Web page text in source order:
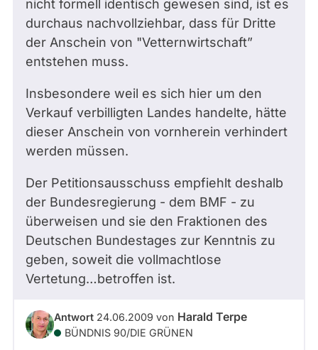
nicht formell identisch gewesen sind, ist es
durchaus nachvollziehbar, dass für Dritte
der Anschein von "Vetternwirtschaft”
entstehen muss.
Insbesondere weil es sich hier um den
Verkauf verbilligten Landes handelte, hätte
dieser Anschein von vornherein verhindert
werden müssen.
Der Petitionsausschuss empfiehlt deshalb
der Bundesregierung - dem BMF - zu
überweisen und sie den Fraktionen des
Deutschen Bundestages zur Kenntnis zu
geben, soweit die vollmachtlose
Vertetung…betroffen ist.
Antwort 24.06.2009 von Harald Terpe
BÜNDNIS 90/­DIE GRÜNEN